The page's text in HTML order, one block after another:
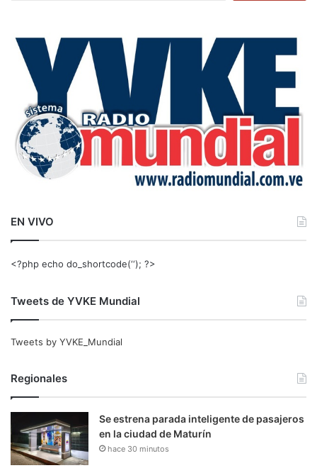
a
EN VIVO
<?php echo do_shortcode(‘‘); ?>
Tweets de YVKE Mundial
Tweets by YVKE_Mundial
Regionales
Se estrena parada inteligente de pasajeros
en la ciudad de Maturín
hace 30 minutos